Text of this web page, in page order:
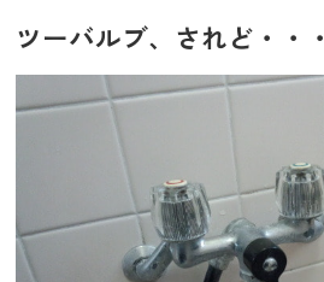
ツーバルブ、されど・・・